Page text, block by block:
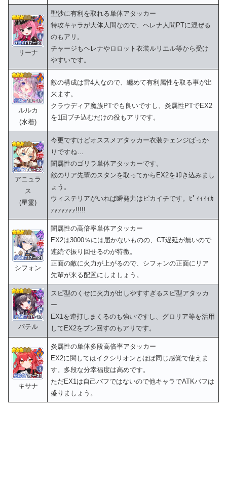
リーナ
聖沙に有利を取れる単体アタッカー
特攻キャラが大体人間なので、ヘレナ人間PTに混ぜる
のもアリ。
チャージもヘレナやロロット衣装ルリエル等から受け
やすいです。
ルルカ
(水着)
敵の構成は雷4人なので、纏めて有利属性を取る事が出
来ます。
クラウディア魔族PTでも良いですし、炎属性PTでEX2
を1回ブチ込むだけの役もアリです。
アニュラ
ス
(星霊)
今更ですけどオススメアタッカー衣装チェンジばっか
りですね…
闇属性のゴリラ単体アタッカーです。
敵のリア先輩のスタンを取ってからEX2を叩き込みまし
ょう。
ウィステリアがいれば瞬発力はピカイチです。ﾋﾟｨｨｨｨｶ
ｧｧｧｧｧｧｧ!!!!!
シフォン
闇属性の高倍率単体アタッカー
EX2は3000％には届かないものの、CT遅延が無いので
連続で振り回せるのが特徴。
正面の敵に火力が上がるので、シフォンの正面にリア
先輩が来る配置にしましょう。
パテル
スピ型のくせに火力が出しやすすぎるスピ型アタッカ
ー
EX1を連打しまくるのも強いですし、グロリア等を活用
してEX2をブン回すのもアリです。
キサナ
炎属性の単体多段高倍率アタッカー
EX2に関してはイクシリオンとほぼ同じ感覚で使えま
す。多段な分幸福度は高めです。
ただEX1は自己バフではないので他キャラでATKバフは
盛りましょう。